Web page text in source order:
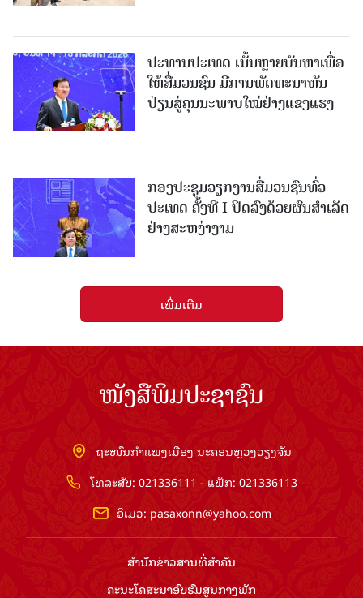
ປະທານປະເທດ ເນັ້ນຫຼາຍບັນຫາເພື່ອ
ໃຫ້ສື່ມວນຊົນ ມີການພັດທະນາຫັນ
ປ່ຽນສູ່ຄຸນນະພາບໃໝ່ຢ່າງແຂງແຮງ
ກອງປະຊຸມວຽກງານສື່ມວນຊົນທົ່ວ
ປະເທດ ຄັ້ງທີ I ປິດລົງດ້ວຍຜົນສໍາເລັດ
ຢ່າງສະຫງ່າງາມ
ເພີ່ມເຕີມ
ໜັງສືພິມປະຊາຊົນ
ຖະໜົນກຳແພງເມືອງ ນະຄອນຫຼວງວຽງຈັນ
ໂທລະສັບ: 021336111 - ແຟັກ: 021336113
ອີເມວ: pasaxonn@yahoo.com
ສຳ​ນັກ​ຂ່າວ​ສານ​ທີ່​ສຳ​ຄັນ​
ຄະນະໂຄສະນາອົບຮົມ​ສູນ​ກາງ​ພັກ